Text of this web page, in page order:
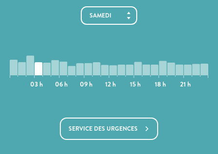
15 h
12 h
09 h
06 h
03 h 18 h 21 h
SERVICE DES URGENCES